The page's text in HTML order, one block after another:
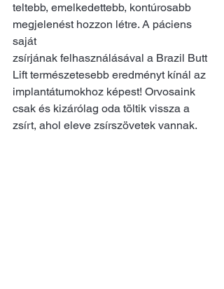
teltebb, emelkedettebb, kontúrosabb
megjelenést hozzon létre. A páciens
saját
zsírjának felhasználásával a Brazil Butt
Lift természetesebb eredményt kínál az
implantátumokhoz képest! Orvosaink
csak és kizárólag oda töltik vissza a
zsírt, ahol eleve zsírszövetek vannak.